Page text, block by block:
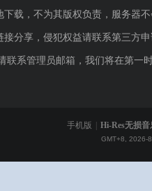
下载，不为其版权负责，服务器
接分享，侵犯权益请联系第三方
联系管理员邮箱，我们将在第一
手机版 Hi-Res无损
GMT+8, 2026-